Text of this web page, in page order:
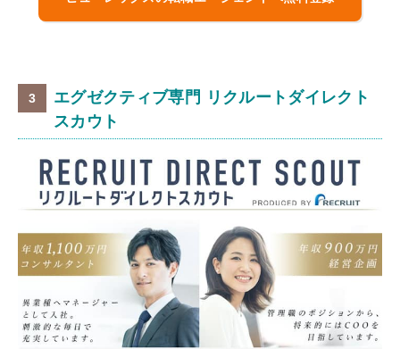
エグゼクティブ専門 リクルートダイレクト
スカウト